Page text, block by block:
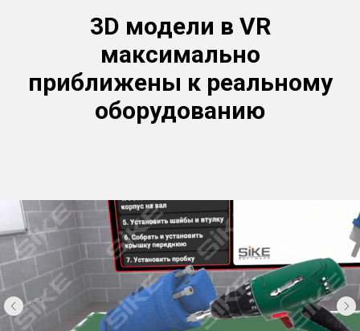
3D модели в VR
максимально
приближены к реальному
оборудованию